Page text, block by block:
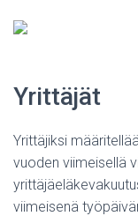
Yrittäjät
Yrittäjiksi
vuoden viimeisellä
viimeisenä